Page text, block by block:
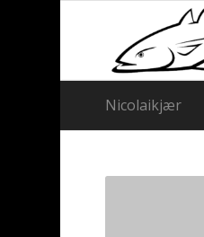
Nicolaikjær